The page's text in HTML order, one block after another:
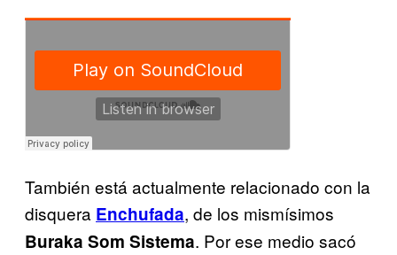
También está actualmente relacionado con la
disquera Enchufada, de los mismísimos
Buraka Som Sistema. Por ese medio sacó